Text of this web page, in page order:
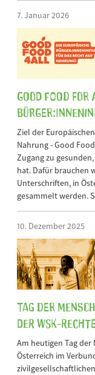
7. Januar 2026
GOOD FOOD
Ziel der
Nahrung - Good
Zugang zu
hat. Dafür brauchen
Unterschriften, in
gesammelt werden.
10. Dezember 2025
Tag der
der WSK-
Am heutigen Tag
Österreich im